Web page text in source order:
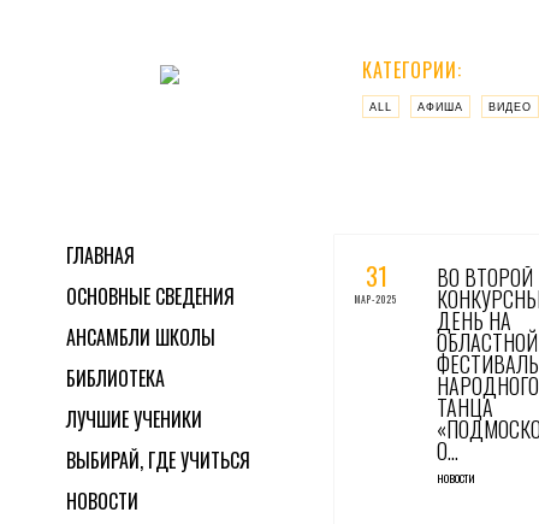
ГЛАВНАЯ
ОСНОВНЫЕ СВЕДЕНИЯ
АНСАМБЛИ ШКОЛЫ
БИБЛИОТЕКА
ЛУЧШИЕ УЧЕНИКИ
ВЫБИРАЙ, ГДЕ УЧИТЬСЯ
НОВОСТИ
КАТЕГОРИИ:
ALL АФИША ВИДЕО
31
МАР-2025
ВО ВТОРОЙ
ДЕНЬ НА
ОБЛАСТНОЙ
ФЕСТИВАЛЬ
НАРОДНОГО
ТАНЦА
О…
НОВОСТИ